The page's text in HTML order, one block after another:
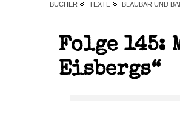
BÜCHER TEXTE BLAUBÄR UND
Folge 145:
Eisbergs“